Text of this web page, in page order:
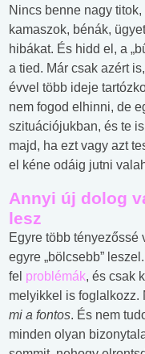
Nincs benne nagy
kamaszok, bénák,
hibákat. És hidd el, a
a tied. Már csak azért
évvel több ideje
nem fogod elhinni, de
szituációjukban, és te
majd, ha ezt vagy azt
el kéne odáig jutni
Annyi új dolog
lesz
Egyre több tényezőssé
egyre „bölcsebb”
fel problémák, és csak
melyikkel is foglalkozz.
mi a fontos. És nem
minden olyan